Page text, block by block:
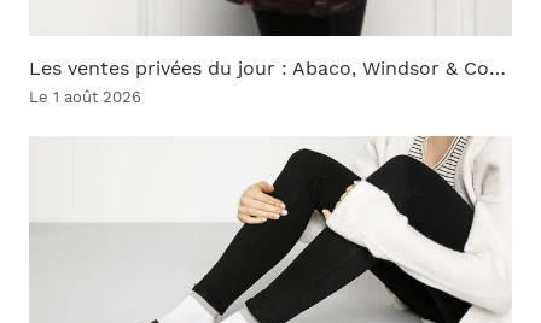
Les ventes privées du jour : Abaco, Windsor & Co…
Le 1 août 2026